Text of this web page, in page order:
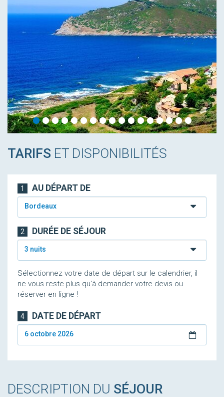
TARIFS ET DISPONIBILITÉS
1 AU DÉPART DE
Bordeaux
2 DURÉE DE SÉJOUR
3 nuits
Sélectionnez votre date de départ sur le calendrier, il
ne vous reste plus qu'à demander votre devis ou
réserver en ligne !
4 DATE DE DÉPART
6 octobre 2026
DESCRIPTION DU SÉJOUR